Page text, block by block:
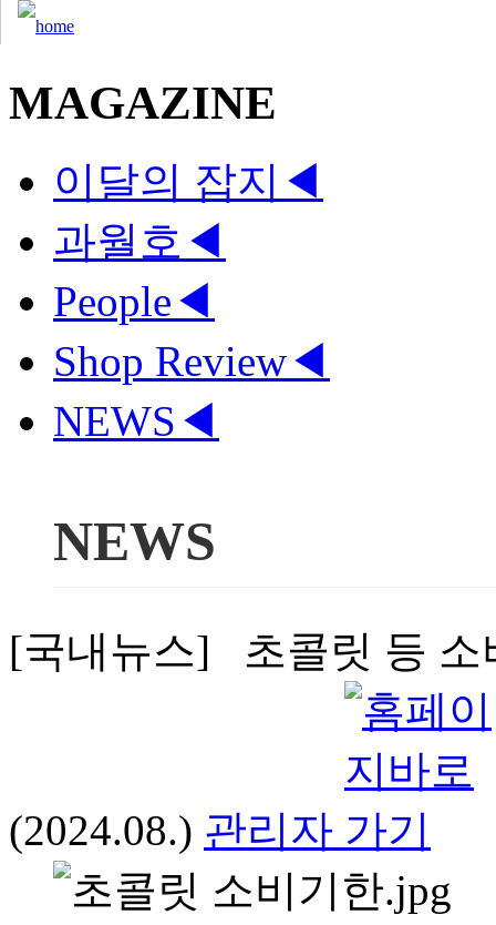
MAGAZINE
이달의 잡지 ◀
과월호 ◀
People◀
Shop Review◀
NEWS ◀
NEWS
[국내뉴스] 초콜릿 등 소
(2024.08.) 관리자